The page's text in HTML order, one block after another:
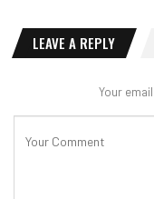
LEAVE A REPLY
Your